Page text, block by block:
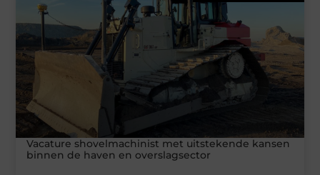
Vacature shovelmachinist met uitstekende kansen
binnen de haven en overslagsector